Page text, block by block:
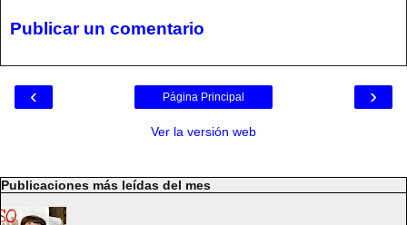
Publicar un comentario
‹ ›
Página Principal
Ver la versión web
Publicaciones más leídas del mes